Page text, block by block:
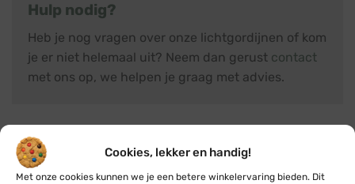
Cookies, lekker en handig!
Met onze cookies kunnen we je een betere winkelervaring bieden. Dit
Hulp nodig?
Heb je nog vragen over onze lichtgordijnen of kom
je er niet helemaal uit? Neem dan gerust contact
met ons op, we helpen je graag met advies.